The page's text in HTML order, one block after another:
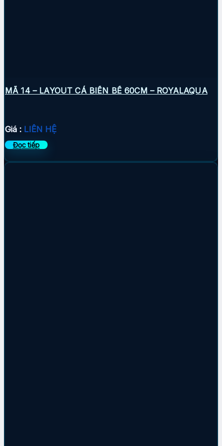
MÃ 14 – LAYOUT CÁ BIỂN BỂ 60CM – ROYALAQUA
Giá : LIÊN HỆ
Đọc tiếp